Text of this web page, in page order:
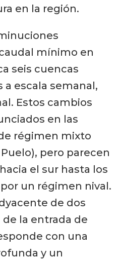
en la región.
mínimo en
seis cuencas
escala semanal,
Estos cambios
en las
régimen mixto
pero parecen
el sur hasta los
un régimen nival.
de dos
la entrada de
con una
y un